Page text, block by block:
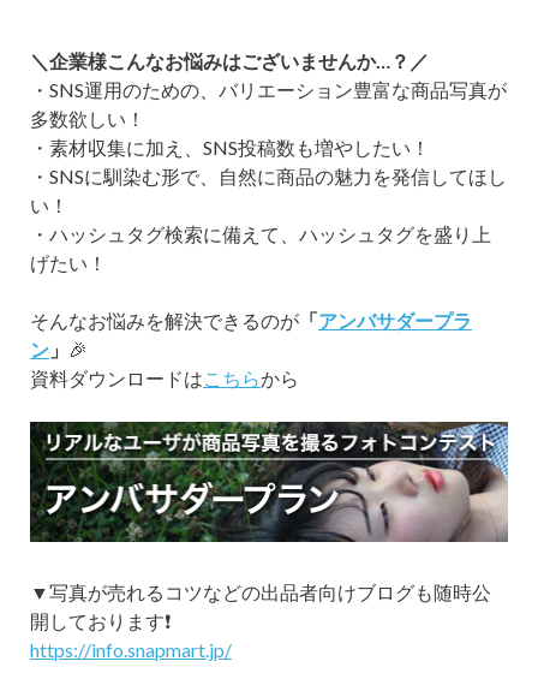
＼企業様こんなお悩みはございませんか…？／
・SNS運用のための、バリエーション豊富な商品写真が
多数欲しい！
・素材収集に加え、SNS投稿数も増やしたい！
・SNSに馴染む形で、自然に商品の魅力を発信してほし
い！
・ハッシュタグ検索に備えて、ハッシュタグを盛り上
げたい！
そんなお悩みを解決できるのが「アンバサダープラ
ン」 🎉
資料ダウンロードはこちらから
▼写真が売れるコツなどの出品者向けブログも随時公
開しております❗
https://info.snapmart.jp/